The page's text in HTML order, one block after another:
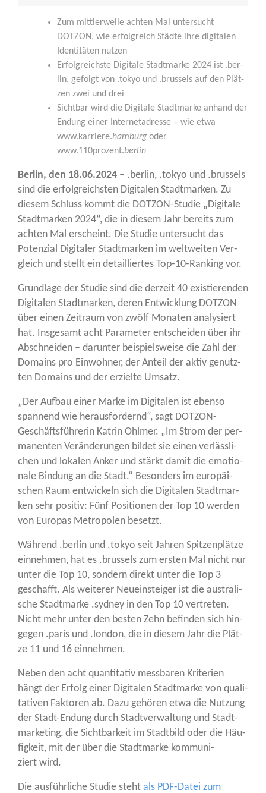
Zum mitt­ler­wei­le ach­ten Mal unter­sucht
DOTZON, wie erfolg­reich Städ­te ihre digi­ta­len
Iden­ti­tä­ten nutzen
Erfolg­reichs­te Digi­ta­le Stadt­mar­ke 2024 ist .ber­
lin, gefolgt von .tokyo und .brussels auf den Plät­
zen zwei und drei
Sicht­bar wird die Digi­ta­le Stadt­mar­ke anhand der
Endung einer Inter­net­adres­se – wie etwa
www.karriere.ham­burg oder
www.110prozent.ber­lin
Ber­lin, den 18.06.2024 – .ber­lin, .tokyo und .brussels
sind die erfolg­reichs­ten Digi­ta­len Stadt­mar­ken. Zu
die­sem Schluss kommt die DOT­ZON-Stu­die „Digi­ta­le
Stadt­mar­ken 2024“, die in die­sem Jahr bereits zum
ach­ten Mal erscheint. Die Stu­die unter­sucht das
Poten­zi­al Digi­ta­ler Stadt­mar­ken im welt­wei­ten Ver­
gleich und stellt ein detail­lier­tes Top-10-Ran­king vor.
Grund­la­ge der Stu­die sind die der­zeit 40 exis­tie­ren­den
Digi­ta­len Stadt­mar­ken, deren Ent­wick­lung DOTZON
über einen Zeit­raum von zwölf Mona­ten ana­ly­siert
hat. Ins­ge­samt acht Para­me­ter ent­schei­den über ihr
Abschnei­den – dar­un­ter bei­spiels­wei­se die Zahl der
Domains pro Ein­woh­ner, der Anteil der aktiv genutz­
ten Domains und der erziel­te Umsatz.
„Der Auf­bau einer Mar­ke im Digi­ta­len ist eben­so
span­nend wie her­aus­for­dernd“, sagt DOT­ZON-
Geschäfts­füh­re­rin Kat­rin Ohl­mer. „Im Strom der per­
ma­nen­ten Ver­än­de­run­gen bil­det sie einen ver­läss­li­
chen und loka­len Anker und stärkt damit die emo­tio­
na­le Bin­dung an die Stadt.“ Beson­ders im euro­päi­
schen Raum ent­wi­ckeln sich die Digi­ta­len Stadt­mar­
ken sehr posi­tiv: Fünf Posi­tio­nen der Top 10 wer­den
von Euro­pas Metro­po­len besetzt.
Wäh­rend .ber­lin und .tokyo seit Jah­ren Spit­zen­plät­ze
ein­neh­men, hat es .brussels zum ers­ten Mal nicht nur
unter die Top 10, son­dern direkt unter die Top 3
geschafft. Als wei­te­rer Neu­ein­stei­ger ist die aus­tra­li­
sche Stadt­mar­ke .syd­ney in den Top 10 ver­tre­ten.
Nicht mehr unter den bes­ten Zehn befin­den sich hin­
ge­gen .paris und .lon­don, die in die­sem Jahr die Plät­
ze 11 und 16 einnehmen.
Neben den acht quan­ti­ta­tiv mess­ba­ren Kri­te­ri­en
hängt der Erfolg einer Digi­ta­len Stadt­mar­ke von qua­li­
ta­ti­ven Fak­to­ren ab. Dazu gehö­ren etwa die Nut­zung
der Stadt-Endung durch Stadt­ver­wal­tung und Stadt­
mar­ke­ting, die Sicht­bar­keit im Stadt­bild oder die Häu­
fig­keit, mit der über die Stadt­mar­ke kom­mu­ni­
ziert wird.
Die aus­führ­li­che Stu­die steht als PDF-Datei zum